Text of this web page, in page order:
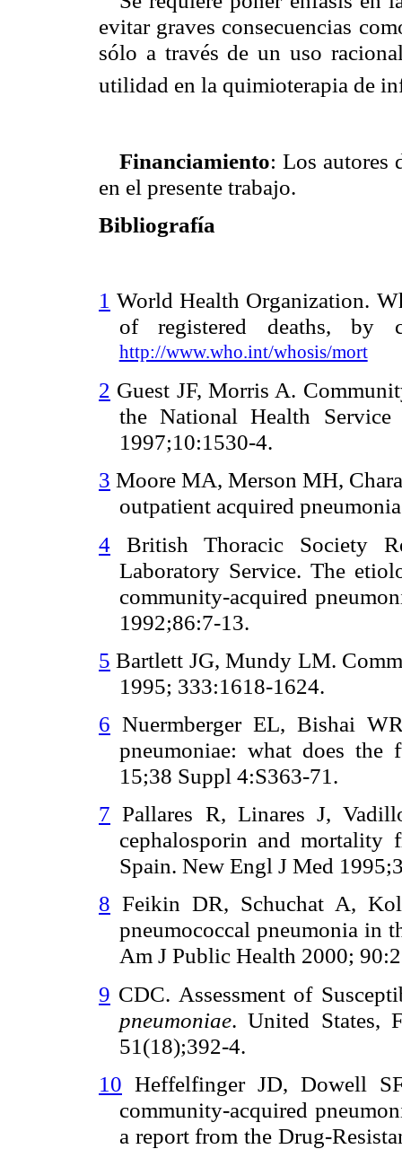
evitar graves consecuencias
sólo a través de un uso
utilidad en la quimioterapia de
Financiamiento: Los autores
en el presente trabajo.
Bibliografía
1 World Health Organization.
of registered deaths, by
http://www.who.int/whosis/mort
2 Guest JF, Morris A.
the National Health
1997;10:1530-4.
3 Moore MA, Merson MH,
outpatient acquired
4 British Thoracic Society
Laboratory Service. The
community-acquired
1992;86:7-13.
5 Bartlett JG, Mundy LM.
1995; 333:1618-1624.
6 Nuermberger EL, Bishai
pneumoniae: what does
15;38 Suppl 4:S363-71.
7 Pallares R, Linares J,
cephalosporin and mortality
Spain. New Engl J Med
8 Feikin DR, Schuchat A,
pneumococcal pneumonia in
Am J Public Health 2000;
9 CDC. Assessment of
pneumoniae. United States,
51(18);392-4.
10 Heffelfinger JD, Dowell
community-acquired
a report from the Drug-